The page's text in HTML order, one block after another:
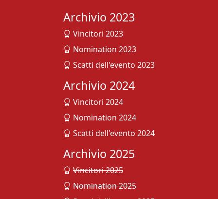
Archivio 2023
Vincitori 2023
Nomination 2023
Scatti dell'evento 2023
Archivio 2024
Vincitori 2024
Nomination 2024
Scatti dell'evento 2024
Archivio 2025
Vincitori 2025
Nomination 2025